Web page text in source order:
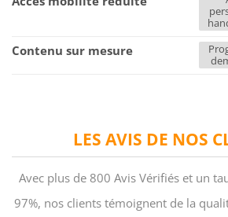
LES AVIS DE NOS
Avec plus de 800 Avis Vérifiés et un
97%, nos clients témoignent de la
Contenu sur mesure